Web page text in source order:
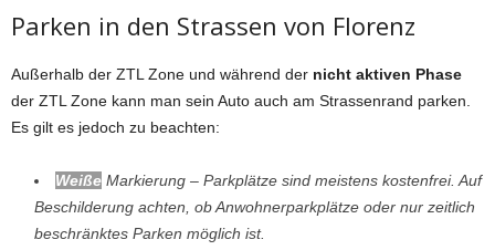
Parken in den Strassen von Florenz
Außerhalb der ZTL Zone und während der nicht aktiven Phase
der ZTL Zone kann man sein Auto auch am Strassenrand parken.
Es gilt es jedoch zu beachten:
Weiße Markierung – Parkplätze sind meistens kostenfrei. Auf
Beschilderung achten, ob Anwohnerparkplätze oder nur zeitlich
beschränktes Parken möglich ist.